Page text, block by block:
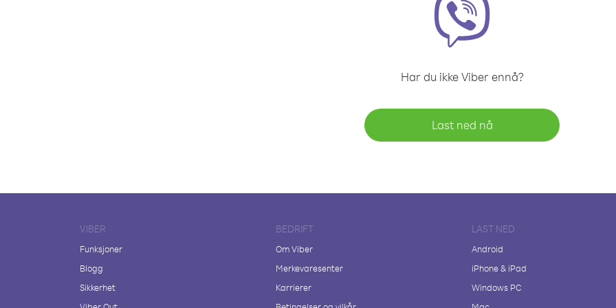
Har du ikke Viber ennå?
Last ned nå
VIBER
Funksjoner
Blogg
Sikkerhet
BEDRIFT
Om Viber
Merkevaresenter
Karrierer
LAST NED
Android
iPhone & iPad
Windows PC